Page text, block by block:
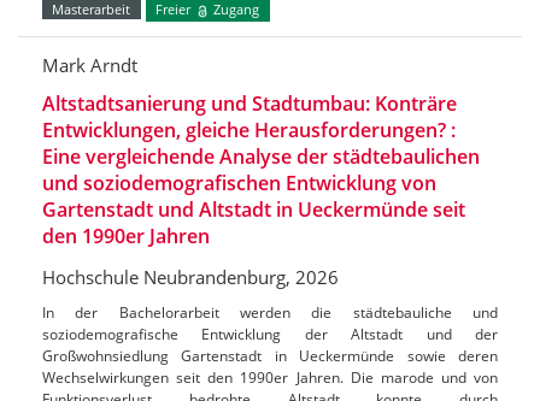
Masterarbeit Freier Zugang
Mark Arndt
Altstadtsanierung und Stadtumbau: Konträre
Entwicklungen, gleiche Herausforderungen? :
Eine vergleichende Analyse der städtebaulichen
und soziodemografischen Entwicklung von
Gartenstadt und Altstadt in Ueckermünde seit
den 1990er Jahren
Hochschule Neubrandenburg, 2026
In der Bachelorarbeit werden die städtebauliche und
soziodemografische Entwicklung der Altstadt und der
Großwohnsiedlung Gartenstadt in Ueckermünde sowie deren
Wechselwirkungen seit den 1990er Jahren. Die marode und von